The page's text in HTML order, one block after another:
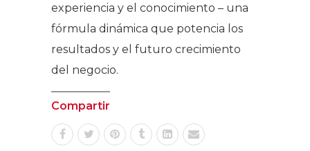
experiencia y el conocimiento – una
fórmula dinámica que potencia los
resultados y el futuro crecimiento
del negocio.
Compartir